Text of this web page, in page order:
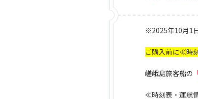
※2025年10月1
ご購入前に≪時
嵯峨島旅客船の
≪時刻表・運航